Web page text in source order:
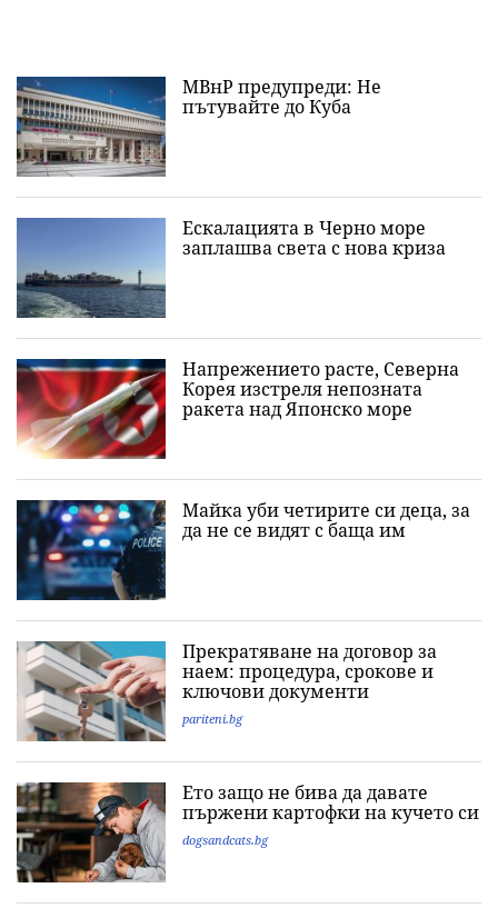
МВнР предупреди: Не
пътувайте до Куба
Ескалацията в Черно море
заплашва света с нова криза
Напрежението расте, Северна
Корея изстреля непозната
ракета над Японско море
Майка уби четирите си деца, за
да не се видят с баща им
Прекратяване на договор за
наем: процедура, срокове и
ключови документи
pariteni.bg
Ето защо не бива да давате
пържени картофки на кучето си
dogsandcats.bg